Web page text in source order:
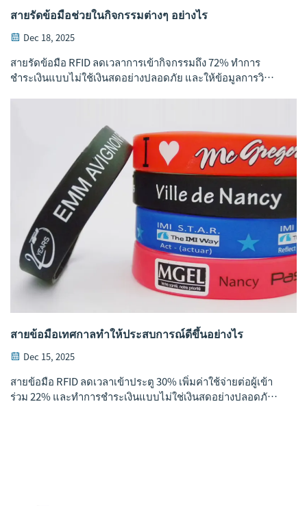
สายรัดข้อมือช่วยในกิจกรรมต่างๆ อย่างไร
Dec 18, 2025
สายรัดข้อมือ RFID ลดเวลาการเข้ากิจกรรมถึง 72% ทำการ
ชำระเงินแบบไม่ใช้เงินสดอย่างปลอดภัย และให้ข้อมูลการวิ
สายข้อมือเทศกาลทำให้ประสบการณ์ดีขึ้นอย่างไร
Dec 15, 2025
สายข้อมือ RFID ลดเวลาเข้าประตู 30% เพิ่มค่าใช้จ่ายต่อผู้เข้า
ร่วม 22% และทำการชำระเงินแบบไม่ใช่เงินสดอย่างปลอดภัย ดู